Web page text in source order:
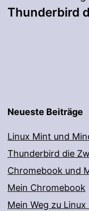
Thunderbird
Neueste Beiträge
Linux Mint und
Thunderbird die
Chromebook und
Mein Chromebook
Mein Weg zu Linux